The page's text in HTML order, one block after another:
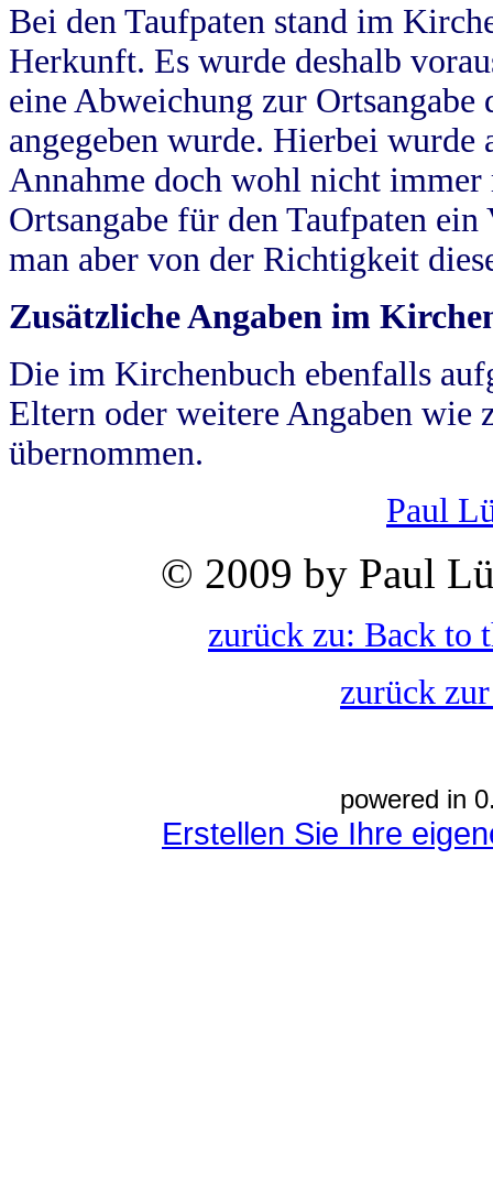
Bei den Taufpaten stand im
Herkunft. Es wurde deshalb
eine Abweichung zur
angegeben wurde. Hierbei wurde
Annahme doch wohl nicht
Ortsangabe für den Taufpaten
man aber von der Richtigkeit
Zusätzliche Angaben im
Die im Kirchenbuch ebenfalls
Eltern oder weitere Angaben wie
übernommen.
Paul
© 2009 by Paul
zurück zu: Back to
zurück
powered in
Erstellen Sie Ihre